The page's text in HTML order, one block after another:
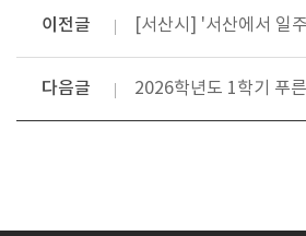
이전글 [서산시] '서산에서 일
다음글 2026학년도 1학기 푸